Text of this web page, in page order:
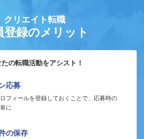
クリエイト転職
登録のメリット
の転職活動をアシスト！
応募
フィールを登録しておくことで、応募時の
に
の保存